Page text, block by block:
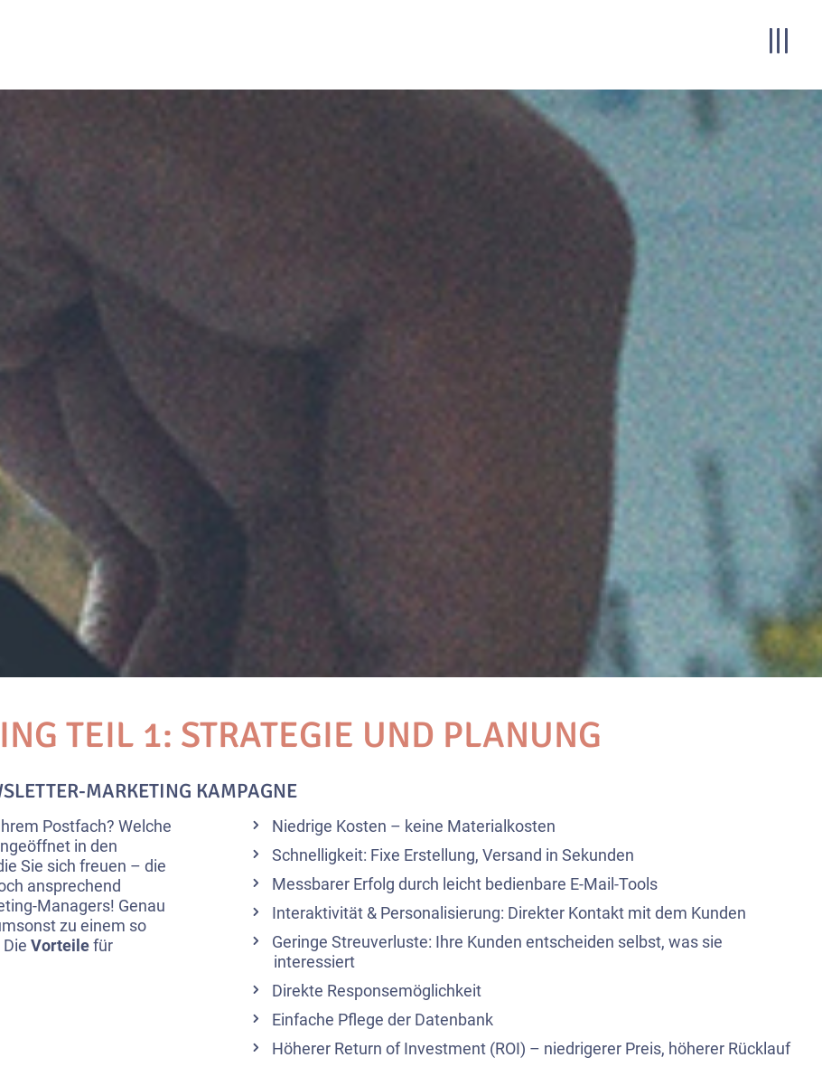
TEIL 1: STRATEGIE UND PLANUNG
MARKETING KAMPAGNE
Postfach? Welche
in den
Sie sich freuen – die
ansprechend
Managers! Genau
zu einem so
Vorteilefür
Niedrige Kosten – keine Materialkosten
Schnelligkeit: Fixe Erstellung, Versand in Sekunden
Messbarer Erfolg durch leicht bedienbare E-Mail-Tools
Interaktivität & Personalisierung: Direkter Kontakt mit dem Kunden
Geringe Streuverluste: Ihre Kunden entscheiden selbst, was sie
interessiert
Direkte Responsemöglichkeit
Einfache Pflege der Datenbank
Höherer Return of Investment (ROI) – niedrigerer Preis, höherer Rücklauf